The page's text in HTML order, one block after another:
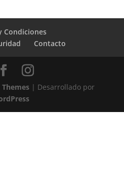
Condiciones
Contacto
Themes| Desarrollado por